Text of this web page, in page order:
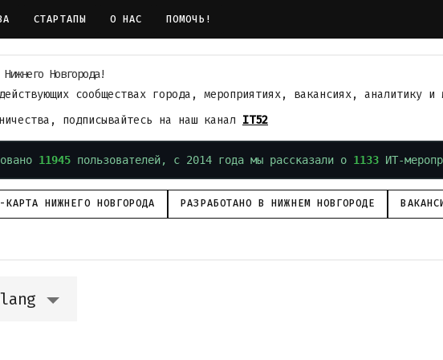
СТАРТАПЫ О НАС ПОМОЧЬ!
Новгорода!
сообществах города, мероприятиях, вакансиях, аналитику и
подписывайтесь на наш канал IT52
11945 пользователей, с 2014 года мы рассказали о 1133 ИТ-
КАРТА НИЖНЕГО НОВГОРОДА РАЗРАБОТАНО В НИЖНЕМ НОВГОРОДЕ